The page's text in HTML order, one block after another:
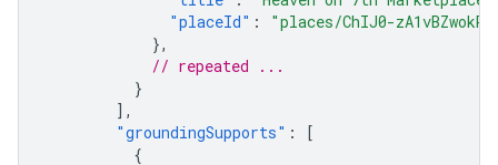
"placeId" :
"places/ChIJ0-
},
// repeated ...
}
],
"groundingSupports" :
[
{